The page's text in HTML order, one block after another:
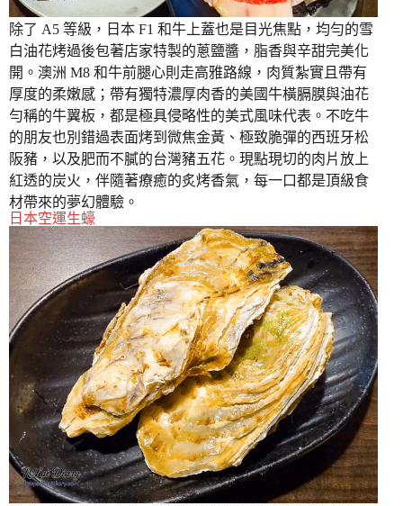
除了 A5 等級，日本 F1 和牛上蓋也是目光焦點，均勻的雪
白油花烤過後包著店家特製的蔥鹽醬，脂香與辛甜完美化
開。澳洲 M8 和牛前腿心則走高雅路線，肉質紮實且帶有
厚度的柔嫩感；帶有獨特濃厚肉香的美國牛橫膈膜與油花
勻稱的牛翼板，都是極具侵略性的美式風味代表。不吃牛
的朋友也別錯過表面烤到微焦金黃、極致脆彈的西班牙松
阪豬，以及肥而不膩的台灣豬五花。現點現切的肉片放上
紅透的炭火，伴隨著療癒的炙烤香氣，每一口都是頂級食
材帶來的夢幻體驗。
日本空運生蠔